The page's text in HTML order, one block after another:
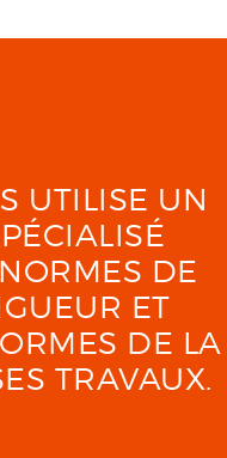
UTILISE UN
DE
ET
DE LA
TRAVAUX.